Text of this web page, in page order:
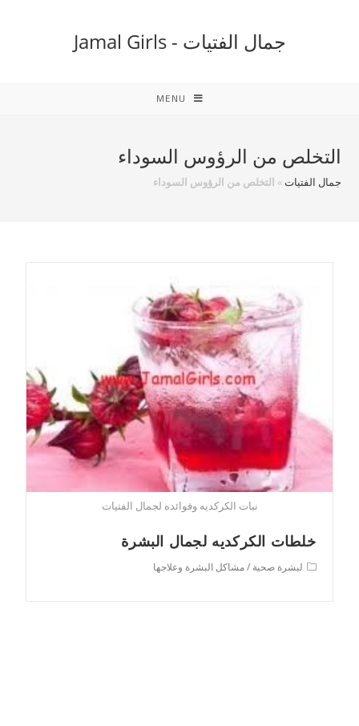
جمال الفتيات - Jamal Girls
MENU
التخلص من الرؤوس السوداء
جمال الفتيات» التخلص من الرؤوس السوداء
نبات الكركديه وفوائده لجمال الفتيات
خلطات الكركديه لجمال البشرة
Postلبشرة صحية / مشاكل البشرة وعلاجها